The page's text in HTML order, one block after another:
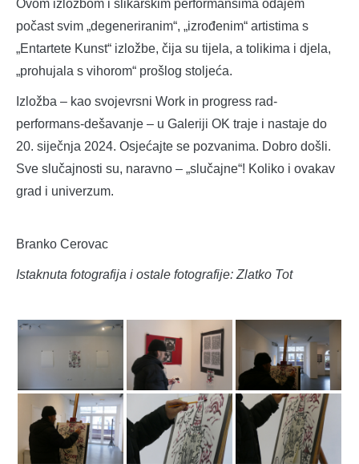
Ovom izložbom i slikarskim performansima odajem
počast svim „degeneriranim“, „izrođenim“ artistima s
„Entartete Kunst“ izložbe, čija su tijela, a tolikima i djela,
„prohujala s vihorom“ prošlog stoljeća.
Izložba – kao svojevrsni Work in progress rad-
performans-dešavanje – u Galeriji OK traje i nastaje do
20. siječnja 2024. Osjećajte se pozvanima. Dobro došli.
Sve slučajnosti su, naravno – „slučajne“! Koliko i ovakav
grad i univerzum.
Branko Cerovac
Istaknuta fotografija i ostale fotografije: Zlatko Tot